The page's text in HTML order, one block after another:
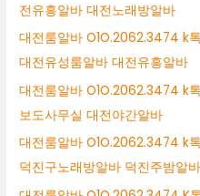
전유흥알바 대전노래방알바
대전룸알바 O1O.2062.3474 k
대전유성룸알바 대전유흥알바
대전룸알바 O1O.2062.3474 k
보도사무실 대전야간알바
대전룸알바 O1O.2062.3474 k
덕진구노래방알바 덕진주밤알바